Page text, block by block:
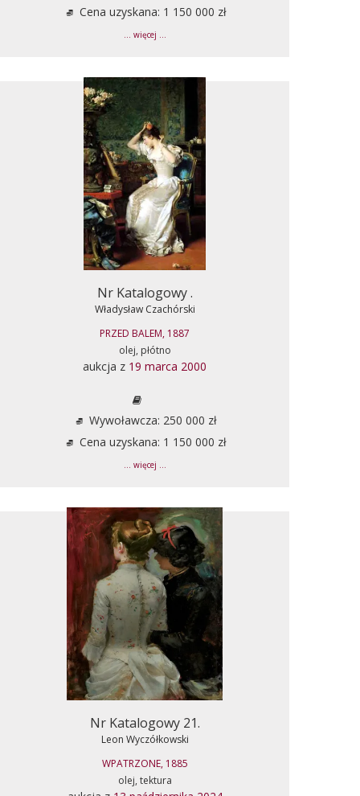
Cena uzyskana: 1 150 000 zł
... więcej ...
Nr Katalogowy .
Władysław Czachórski
PRZED BALEM, 1887
olej, płótno
aukcja z 19 marca 2000
Wywoławcza: 250 000 zł
Cena uzyskana: 1 150 000 zł
... więcej ...
Nr Katalogowy 21.
Leon Wyczółkowski
WPATRZONE, 1885
olej, tektura